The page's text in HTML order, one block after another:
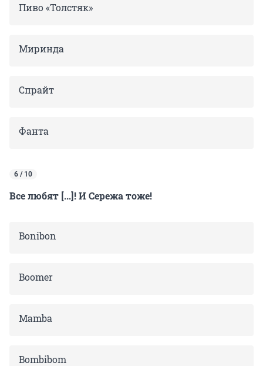
Пиво «Толстяк»
Миринда
Спрайт
Фанта
6 / 10
Все любят [...]! И Сережа тоже!
Bonibon
Boomer
Mamba
Bombibom